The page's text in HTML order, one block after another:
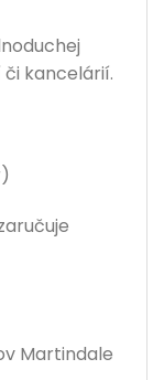
či kancelárií.
Martindale